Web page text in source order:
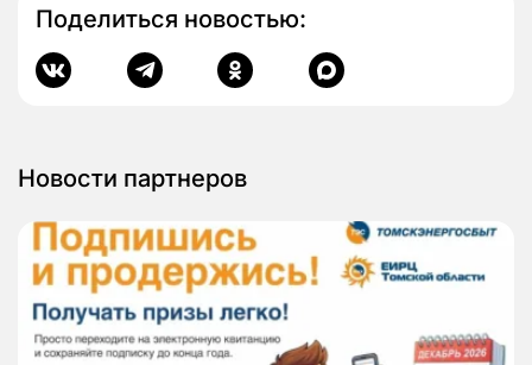
Поделиться новостью:
Новости партнеров